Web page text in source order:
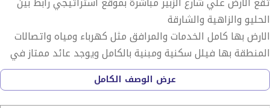
الحليو والزاهية والشارقة
الارض بها كامل الخدمات والمرافق مثل كهرباء ومياه واتصالات
المنطقة بها فيلل سكنية ومبنية بالكامل ويوجد عائد ممتاز في
حالة البناء والايجار
يعتبر الاستثمار في الاراضي التجارية من افضل وانجح الاستثمارات
عرض الوصف الكامل